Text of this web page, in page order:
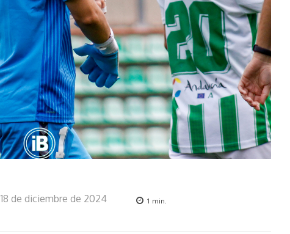
18 de diciembre de 2024 1 min.